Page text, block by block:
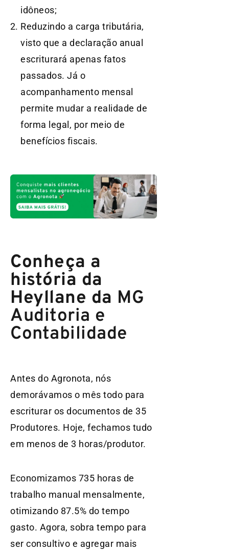
idôneos;
Reduzindo a carga tributária,
visto que a declaração anual
escriturará apenas fatos
passados. Já o
acompanhamento mensal
permite mudar a realidade de
forma legal, por meio de
benefícios fiscais.
Conheça a
história da
Heyllane da MG
Auditoria e
Contabilidade
Antes do Agronota, nós
demorávamos o mês todo para
escriturar os documentos de 35
Produtores. Hoje, fechamos tudo
em menos de 3 horas/produtor.
Economizamos 735 horas de
trabalho manual mensalmente,
otimizando 87.5% do tempo
gasto. Agora, sobra tempo para
ser consultivo e agregar mais